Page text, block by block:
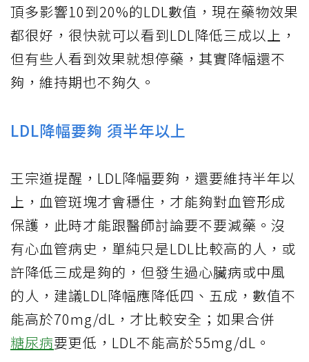
頂多影響10到20%的LDL數值，現在藥物效果
都很好，很快就可以看到LDL降低三成以上，
但有些人看到效果就想停藥，其實降幅還不
夠，維持期也不夠久。
LDL降幅要夠 須半年以上
王宗道提醒，LDL降幅要夠，還要維持半年以
上，血管斑塊才會穩住，才能夠對血管形成
保護，此時才能跟醫師討論要不要減藥。沒
有心血管病史，單純只是LDL比較高的人，或
許降低三成是夠的，但發生過心臟病或中風
的人，建議LDL降幅應降低四、五成，數值不
能高於70mg/dL，才比較安全；如果合併
糖尿病要更低，LDL不能高於55mg/dL。